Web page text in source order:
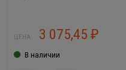
ЦЕНА: 3 075,45 ₽
В наличии